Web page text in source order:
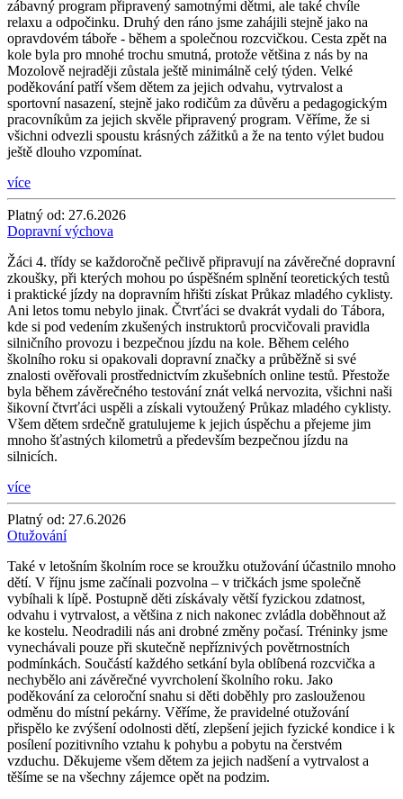
zábavný program připravený samotnými dětmi, ale také chvíle
relaxu a odpočinku. Druhý den ráno jsme zahájili stejně jako na
opravdovém táboře - během a společnou rozcvičkou. Cesta zpět na
kole byla pro mnohé trochu smutná, protože většina z nás by na
Mozolově nejraději zůstala ještě minimálně celý týden. Velké
poděkování patří všem dětem za jejich odvahu, vytrvalost a
sportovní nasazení, stejně jako rodičům za důvěru a pedagogickým
pracovníkům za jejich skvěle připravený program. Věříme, že si
všichni odvezli spoustu krásných zážitků a že na tento výlet budou
ještě dlouho vzpomínat.
více
Platný od: 27.6.2026
Dopravní výchova
Žáci 4. třídy se každoročně pečlivě připravují na závěrečné dopravní
zkoušky, při kterých mohou po úspěšném splnění teoretických testů
i praktické jízdy na dopravním hřišti získat Průkaz mladého cyklisty.
Ani letos tomu nebylo jinak. Čtvrťáci se dvakrát vydali do Tábora,
kde si pod vedením zkušených instruktorů procvičovali pravidla
silničního provozu i bezpečnou jízdu na kole. Během celého
školního roku si opakovali dopravní značky a průběžně si své
znalosti ověřovali prostřednictvím zkušebních online testů. Přestože
byla během závěrečného testování znát velká nervozita, všichni naši
šikovní čtvrťáci uspěli a získali vytoužený Průkaz mladého cyklisty.
Všem dětem srdečně gratulujeme k jejich úspěchu a přejeme jim
mnoho šťastných kilometrů a především bezpečnou jízdu na
silnicích.
více
Platný od: 27.6.2026
Otužování
Také v letošním školním roce se kroužku otužování účastnilo mnoho
dětí. V říjnu jsme začínali pozvolna – v tričkách jsme společně
vybíhali k lípě. Postupně děti získávaly větší fyzickou zdatnost,
odvahu i vytrvalost, a většina z nich nakonec zvládla doběhnout až
ke kostelu. Neodradili nás ani drobné změny počasí. Tréninky jsme
vynechávali pouze při skutečně nepříznivých povětrnostních
podmínkách. Součástí každého setkání byla oblíbená rozcvička a
nechybělo ani závěrečné vyvrcholení školního roku. Jako
poděkování za celoroční snahu si děti doběhly pro zaslouženou
odměnu do místní pekárny. Věříme, že pravidelné otužování
přispělo ke zvýšení odolnosti dětí, zlepšení jejich fyzické kondice i k
posílení pozitivního vztahu k pohybu a pobytu na čerstvém
vzduchu. Děkujeme všem dětem za jejich nadšení a vytrvalost a
těšíme se na všechny zájemce opět na podzim.